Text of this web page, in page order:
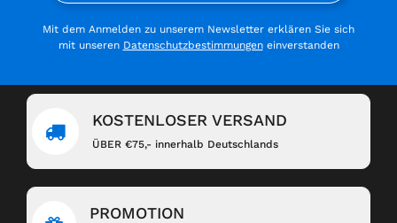
Mit dem Anmelden zu unserem Newsletter erklären Sie sich
mit unseren Datenschutzbestimmungeneinverstanden
KOSTENLOSER VERSAND
ÜBER €75,- innerhalb Deutschlands
PROMOTION